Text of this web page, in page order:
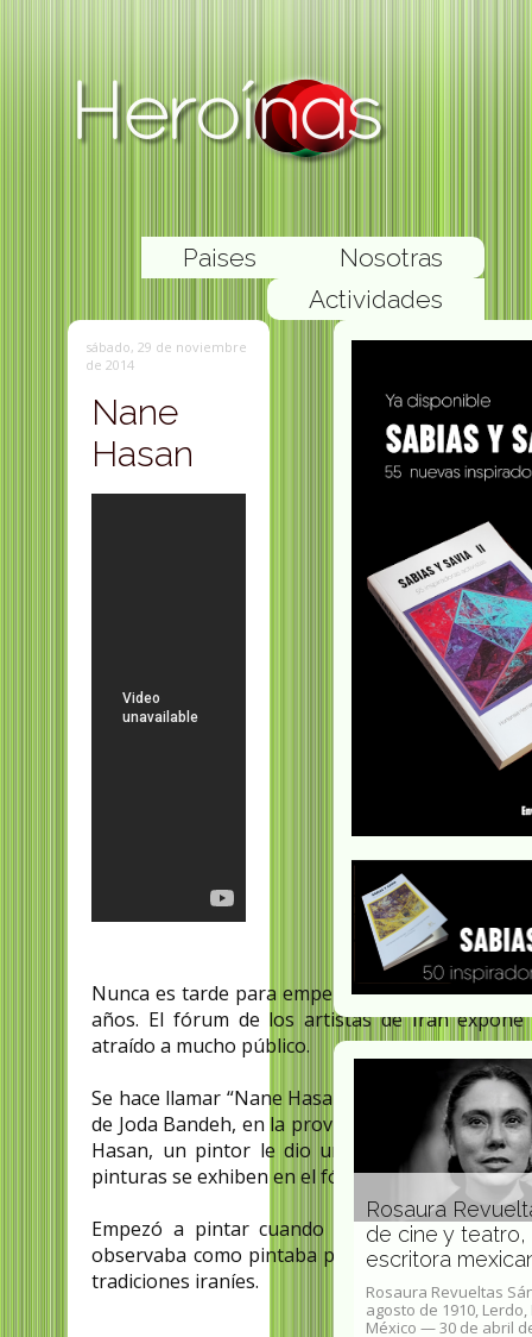
Nosotras
Paises
Actividades
sábado, 29 de noviembre
de 2014
Nane
Hasan
Nunca es tarde para empezar a pintar. Esto lo
años. El fórum de los artistas de Irán
atraído a mucho público.
Se hace llamar “Nane Hasan”, significa la madre
de Joda Bandeh, en la provincia iraní de Zanyan
Hasan, un pintor le dio un empujoncito, pero
pinturas se exhiben en el fórum de los artistas
Empezó a pintar cuando tenía 70 años. Se
observaba como pintaba pinturas acrílicas que
tradiciones iraníes.
comprometida con la
coeducación
Maria Antonia Moreno Llaneza, más
Rosaura
de cine y teatro,
escritora
Rosaura Revueltas
agosto de 1910,
México — 30 de abril